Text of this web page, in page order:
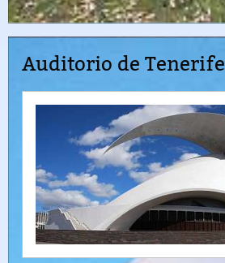
Auditorio de Tenerife